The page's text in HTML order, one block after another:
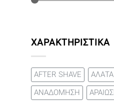
ΧΑΡΑΚΤΗΡΙΣΤΙΚΑ
AFTER SHAVE
ΑΝΑΔΟΜΗΣΗ